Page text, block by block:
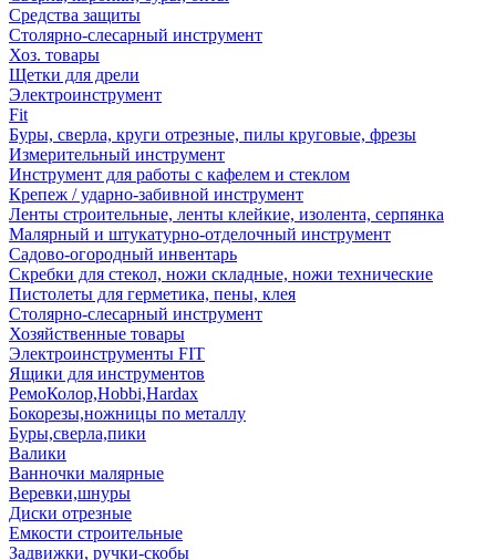
Средства защиты
Столярно-слесарный инструмент
Хоз. товары
Щетки для дрели
Электроинструмент
Fit
Буры, сверла, круги отрезные, пилы круговые, фрезы
Измерительный инструмент
Инструмент для работы с кафелем и стеклом
Крепеж / ударно-забивной инструмент
Ленты строительные, ленты клейкие, изолента, серпянка
Малярный и штукатурно-отделочный инструмент
Садово-огородный инвентарь
Скребки для стекол, ножи складные, ножи технические
Пистолеты для герметика, пены, клея
Столярно-слесарный инструмент
Хозяйственные товары
Электроинструменты FIT
Ящики для инструментов
РемоКолор,Hobbi,Hardax
Бокорезы,ножницы по металлу
Буры,сверла,пики
Валики
Ванночки малярные
Веревки,шнуры
Диски отрезные
Емкости строительные
Задвижки, ручки-скобы